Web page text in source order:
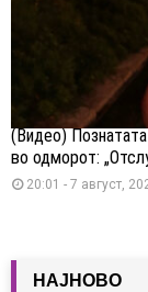
(Видео)
во одморот:
20:01 - 7 август,
НАЈНОВО